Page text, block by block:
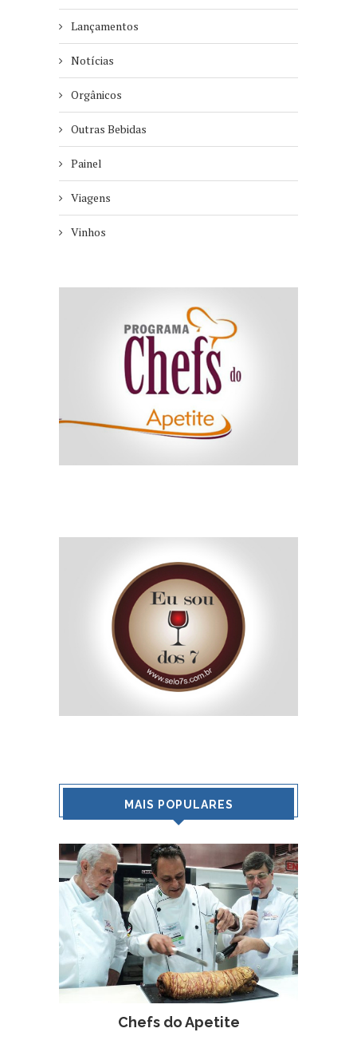
Lançamentos
Notícias
Orgânicos
Outras Bebidas
Painel
Viagens
Vinhos
MAIS POPULARES
Chefs do Apetite